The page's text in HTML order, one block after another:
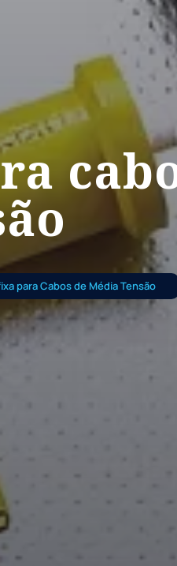
para Cabos de Média Tensão